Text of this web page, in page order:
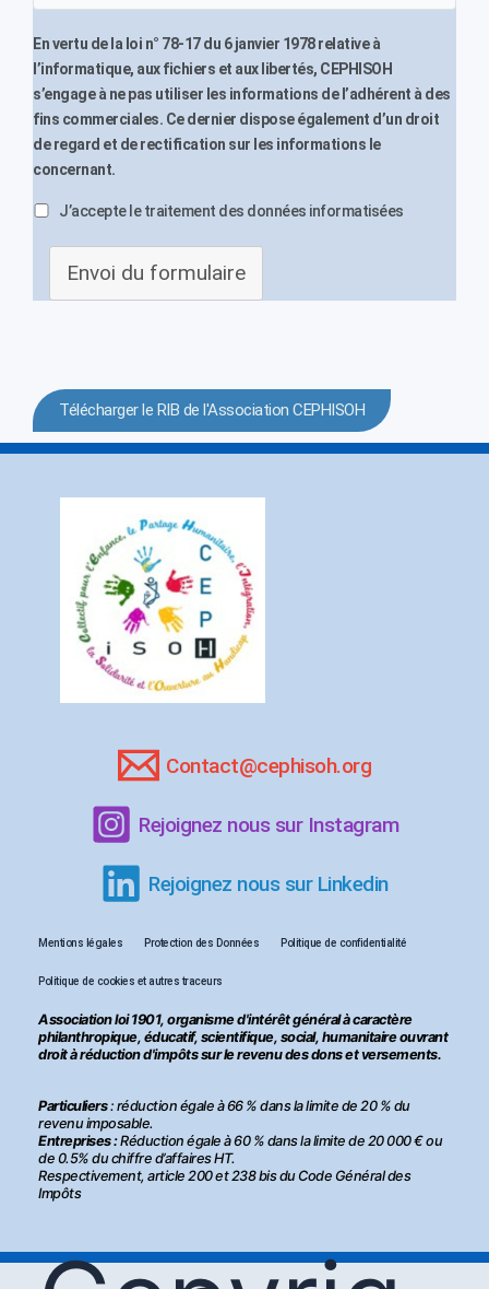
En vertu de la loi n° 78-17 du 6 janvier 1978 relative à
l’informatique, aux fichiers et aux libertés, CEPHISOH
s’engage à ne pas utiliser les informations de l’adhérent à des
fins commerciales. Ce dernier dispose également d’un droit
de regard et de rectification sur les informations le
concernant.
J’accepte le traitement des données informatisées
Envoi du formulaire
Télécharger le RIB de l'Association CEPHISOH
Contact@cephisoh.org
Rejoignez nous sur Instagram
Rejoignez nous sur Linkedin
Mentions légales Protection des Données Politique de confidentialité
Politique de cookies et autres traceurs
Association loi 1901, organisme d'intérêt général à caractère
philanthropique, éducatif, scientifique, social, humanitaire ouvrant
droit à réduction d'impôts sur le revenu des dons et versements.
Particuliers: réduction égale à 66 % dans la limite de 20 % du
revenu imposable.
Entreprises :Réduction égale à 60 % dans la limite de 20 000 € ou
de 0.5% du chiffre d’affaires HT.
Respectivement, article 200 et 238 bis du Code Général des
Impôts